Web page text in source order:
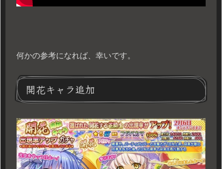
何かの参考になれば、幸いです。
開花キャラ追加